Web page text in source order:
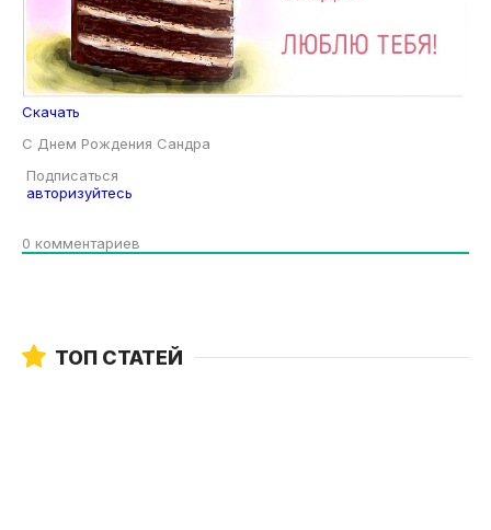
Скачать
С Днем Рождения Сандра
Подписаться
авторизуйтесь
0 комментариев
ТОП СТАТЕЙ